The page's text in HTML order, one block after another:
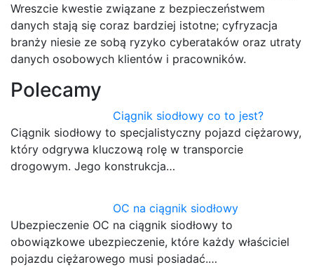
Wreszcie kwestie związane z bezpieczeństwem
danych stają się coraz bardziej istotne; cyfryzacja
branży niesie ze sobą ryzyko cyberataków oraz utraty
danych osobowych klientów i pracowników.
Polecamy
Ciągnik siodłowy co to jest?
Ciągnik siodłowy to specjalistyczny pojazd ciężarowy,
który odgrywa kluczową rolę w transporcie
drogowym. Jego konstrukcja…
OC na ciągnik siodłowy
Ubezpieczenie OC na ciągnik siodłowy to
obowiązkowe ubezpieczenie, które każdy właściciel
pojazdu ciężarowego musi posiadać.…